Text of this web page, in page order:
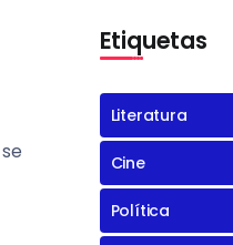
Etiquetas
Literatura
Cine
Política